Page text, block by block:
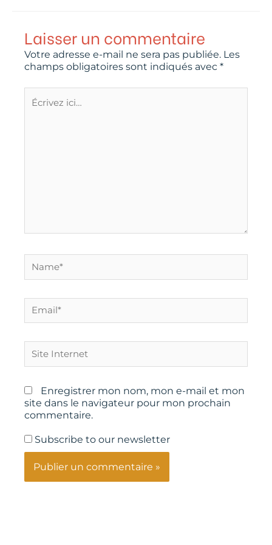
Laisser un commentaire
Votre adresse e-mail ne sera pas publiée. Les
champs obligatoires sont indiqués avec *
ici…
Internet
Enregistrer mon nom, mon e-mail et mon
site dans le navigateur pour mon prochain
commentaire.
Subscribe to our newsletter